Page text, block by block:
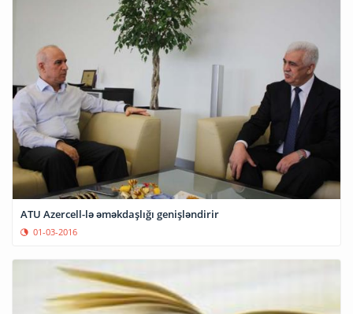
ATU Azercell-lə əməkdaşlığı genişləndirir
01-03-2016